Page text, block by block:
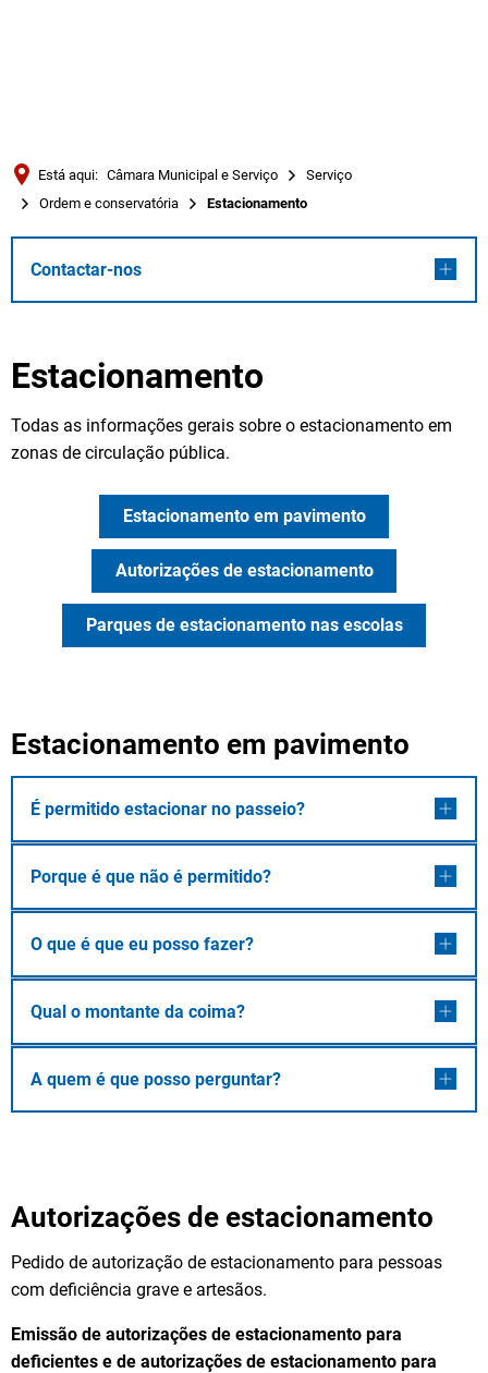
Deutsch
Está aqui: Câmara Municipal e Serviço
Serviço
Ordem e conservatória
Estacionamento
Contactar-nos
Estacionamento
Todas as informações gerais sobre o estacionamento em
zonas de circulação pública.
Estacionamento em pavimento
Autorizações de estacionamento
Parques de estacionamento nas escolas
Estacionamento em pavimento
É permitido estacionar no passeio?
Porque é que não é permitido?
O que é que eu posso fazer?
Qual o montante da coima?
A quem é que posso perguntar?
Autorizações de estacionamento
Pedido de autorização de estacionamento para pessoas
com deficiência grave e artesãos.
Emissão de autorizações de estacionamento para
deficientes e de autorizações de estacionamento para